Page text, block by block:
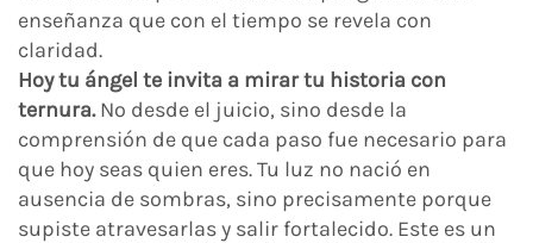
enseñanza que con el tiempo se revela con
claridad.
Hoy tu ángel te invita a mirar tu historia con
ternura.No desde el juicio, sino desde la
comprensión de que cada paso fue necesario para
que hoy seas quien eres. Tu luz no nació en
ausencia de sombras, sino precisamente porque
supiste atravesarlas y salir fortalecido. Este es un